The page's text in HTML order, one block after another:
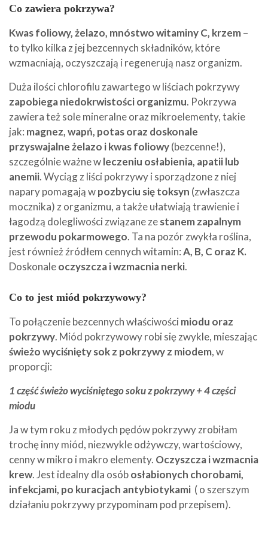
Co zawiera pokrzywa?
Kwas foliowy, żelazo, mnóstwo witaminy C, krzem–
to tylko kilka z jej bezcennych składników, które
wzmacniają, oczyszczają i regenerują nasz organizm.
Duża ilości chlorofilu zawartego w liściach pokrzywy
zapobiega niedokrwistości organizmu. Pokrzywa
zawiera też sole mineralne oraz mikroelementy, takie
jak: magnez, wapń, potas oraz doskonale
przyswajalne żelazo i kwas foliowy(bezcenne!),
szczególnie ważne wleczeniu osłabienia, apatii lub
anemii. Wyciąg z liści pokrzywy i sporządzone z niej
napary pomagają wpozbyciu się toksyn (zwłaszcza
mocznika) z organizmu, a także ułatwiają trawienie i
łagodzą dolegliwości związane zestanem zapalnym
przewodu pokarmowego. Ta na pozór zwykła roślina,
jest również źródłem cennych witamin:A, B, C oraz K.
Doskonaleoczyszcza i wzmacnia nerki.
Co to jest miód pokrzywowy?
To połączenie bezcennych właściwości miodu oraz
pokrzywy. Miód pokrzywowy robi się zwykle, mieszając
świeżo wyciśnięty sok z pokrzywy z miodem, w
proporcji:
1 część świeżo wyciśniętego soku z pokrzywy + 4 części
miodu
Ja w tym roku z młodych pędów pokrzywy zrobiłam
trochę inny miód, niezwykle odżywczy, wartościowy,
cenny w mikro i makro elementy. Oczyszcza i wzmacnia
krew. Jest idealny dla osóbosłabionych chorobami,
infekcjami, po kuracjach antybiotykami ( o szerszym
działaniu pokrzywy przypominam pod przepisem).